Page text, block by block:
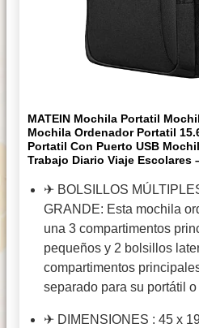
MATEIN Mochila Portatil
Mochila Ordenador Portatil
Portatil Con Puerto USB
Trabajo Diario Viaje Escolares
✈ BOLSILLOS
GRANDE: Esta mochila
una 3 compartimentos
pequeños y 2 bolsillos
compartimentos
separado para su portátil
✈ DIMENSIONES : 45 x